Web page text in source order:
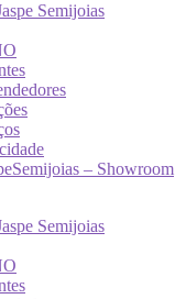
Semijoias
– Showroom
Semijoias